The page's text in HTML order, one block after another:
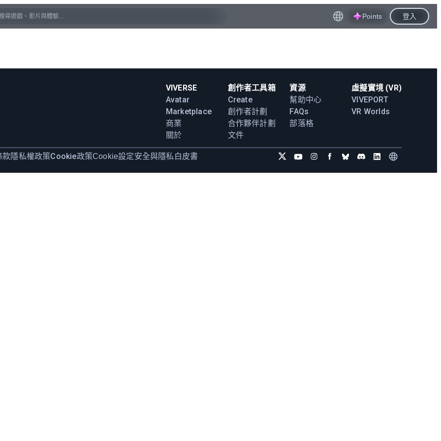
Points 登入
VIVERSE
Avatar
Marketplace
商業
關於
創作者工具箱
Create
創作者計劃
合作夥伴計劃
文件
資源
幫助中心
FAQs
部落格
虛擬實境 (VR)
VIVEPORT
VR Worlds
款隱私權政策Cookie政策Cookie設定安全與隱私白皮書